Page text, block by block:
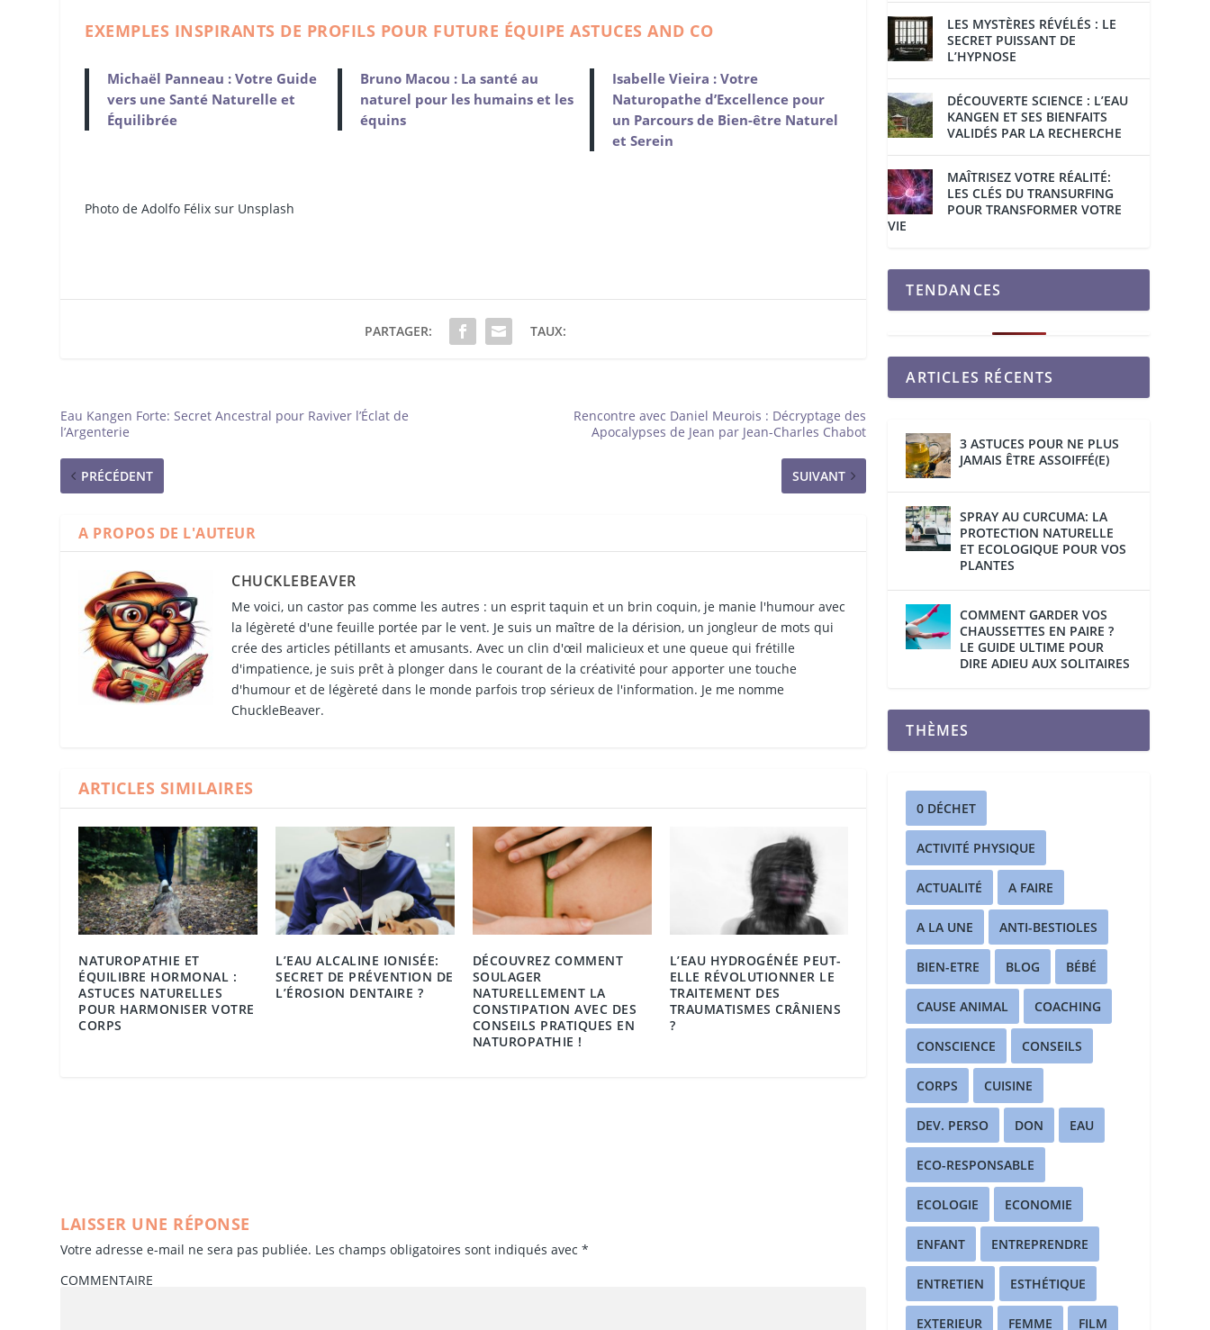
EXEMPLES INSPIRANTS DE PROFILS POUR FUTURE ÉQUIPE ASTUCES AND CO
Michaël Panneau : Votre Guide
vers une Santé Naturelle et
Équilibrée
Bruno Macou : La santé au
naturel pour les humains et les
équins
Isabelle Vieira : Votre
Naturopathe d’Excellence pour
un Parcours de Bien-être Naturel
et Serein
Photo de Adolfo Félix sur Unsplash
PARTAGER: TAUX:
Eau Kangen Forte: Secret Ancestral pour Raviver l’Éclat de
l’Argenterie
PRÉCÉDENT
Rencontre avec Daniel Meurois : Décryptage des
Apocalypses de Jean par Jean-Charles Chabot
SUIVANT
A PROPOS DE L'AUTEUR
CHUCKLEBEAVER
Me voici, un castor pas comme les autres : un esprit taquin et un brin coquin, je manie l'humour avec
la légèreté d'une feuille portée par le vent. Je suis un maître de la dérision, un jongleur de mots qui
crée des articles pétillants et amusants. Avec un clin d'œil malicieux et une queue qui frétille
d'impatience, je suis prêt à plonger dans le courant de la créativité pour apporter une touche
d'humour et de légèreté dans le monde parfois trop sérieux de l'information. Je me nomme
ChuckleBeaver.
ARTICLES SIMILAIRES
NATUROPATHIE ET
ÉQUILIBRE HORMONAL :
ASTUCES NATURELLES
POUR HARMONISER VOTRE
CORPS
L’EAU ALCALINE IONISÉE:
SECRET DE PRÉVENTION DE
L’ÉROSION DENTAIRE ?
DÉCOUVREZ COMMENT
SOULAGER
NATURELLEMENT LA
CONSTIPATION AVEC DES
CONSEILS PRATIQUES EN
NATUROPATHIE !
L’EAU HYDROGÉNÉE PEUT-
ELLE RÉVOLUTIONNER LE
TRAITEMENT DES
TRAUMATISMES CRÂNIENS
?
LAISSER UNE RÉPONSE
Votre adresse e-mail ne sera pas publiée. Les champs obligatoires sont indiqués avec*
COMMENTAIRE
LES MYSTÈRES RÉVÉLÉS : LE
SECRET PUISSANT DE
L’HYPNOSE
DÉCOUVERTE SCIENCE : L’EAU
KANGEN ET SES BIENFAITS
VALIDÉS PAR LA RECHERCHE
MAÎTRISEZ VOTRE RÉALITÉ:
LES CLÉS DU TRANSURFING
POUR TRANSFORMER VOTRE
VIE
TENDANCES
ARTICLES RÉCENTS
3 ASTUCES POUR NE PLUS
JAMAIS ÊTRE ASSOIFFÉ(E)
SPRAY AU CURCUMA: LA
PROTECTION NATURELLE
ET ECOLOGIQUE POUR VOS
PLANTES
COMMENT GARDER VOS
CHAUSSETTES EN PAIRE ?
LE GUIDE ULTIME POUR
DIRE ADIEU AUX SOLITAIRES
THÈMES
0 DÉCHET
ACTIVITÉ PHYSIQUE
ACTUALITÉ A FAIRE
A LA UNE ANTI-BESTIOLES
BIEN-ETRE BLOG BÉBÉ
CAUSE ANIMAL COACHING
CONSCIENCE CONSEILS
CORPS CUISINE
DEV. PERSO DON EAU
ECO-RESPONSABLE
ECOLOGIE ECONOMIE
ENFANT ENTREPRENDRE
ENTRETIEN ESTHÉTIQUE
EXTERIEUR FEMME FILM